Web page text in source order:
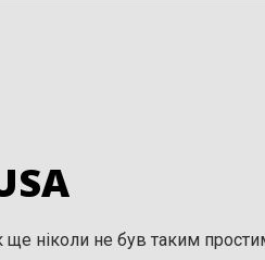
ще ніколи не був таким